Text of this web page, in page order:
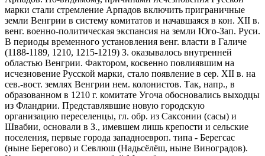
марки стали стремление Арпадов включить приграничные
земли Венгрии в систему комитатов и начавшаяся в кон. ХII в.
венг. военно-политическая экспансия на земли Юго-Зап. Руси.
В периоды временного установления венг. власти в Галиче
(1188-1189, 1210, 1215-1219) З. оказывалось внутренней
областью Венгрии. Фактором, косвенно повлиявшим на
исчезновение Русской марки, стало появление в сер. ХII в. на
сев.-вост. землях Венгрии нем. колонистов. Так, напр., в
образованном в 1210 г. комитате Угоча обосновались выходцы
из Фландрии. Представлявшие новую городскую
организацию переселенцы, гл. обр. из Саксонии (сасы) и
Швабии, основали в З., имевшем лишь крепости и сельские
поселения, первые города западноевроп. типа - Берегсас
(ныне Берегово) и Севлюш (Надьсёлёш, ныне Виноградов).